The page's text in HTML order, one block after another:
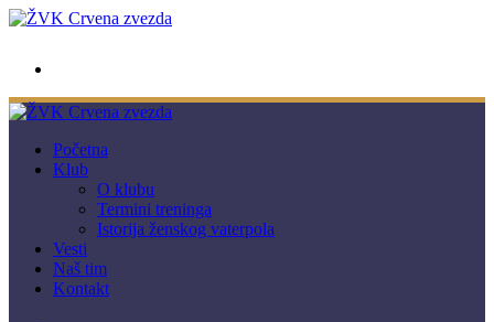
Početna
Klub
O klubu
Termini treninga
Istorija ženskog vaterpola
Vesti
Naš tim
Kontakt